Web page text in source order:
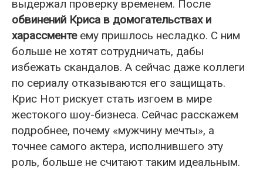
выдержал проверку временем. После
обвинений Криса в домогательствах и
харассментеему пришлось несладко. С ним
больше не хотят сотрудничать, дабы
избежать скандалов. А сейчас даже коллеги
по сериалу отказываются его защищать.
Крис Нот рискует стать изгоем в мире
жестокого шоу-бизнеса. Сейчас расскажем
подробнее, почему «мужчину мечты», а
точнее самого актера, исполнившего эту
роль, больше не считают таким идеальным.